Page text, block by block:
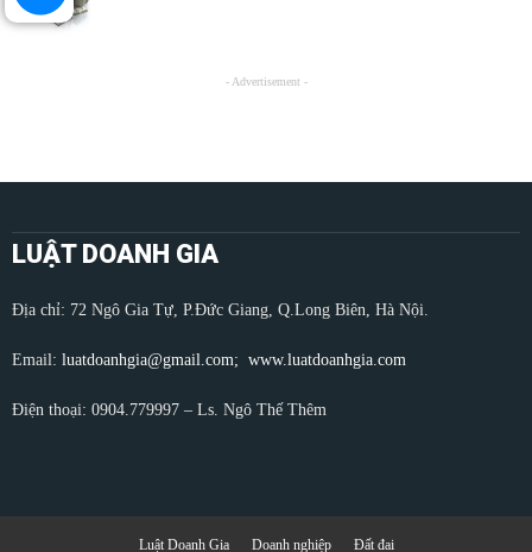
- Advertisement -
LUẬT DOANH GIA
Địa chỉ: 72 Ngô Gia Tự, P.Đức Giang, Q.Long Biên, Hà Nội.
Email: luatdoanhgia@gmail.com; www.luatdoanhgia.com
Điện thoại: 0904.779997 – Ls. Ngô Thế Thêm
Luật Doanh Gia Doanh nghiệp Đất đai